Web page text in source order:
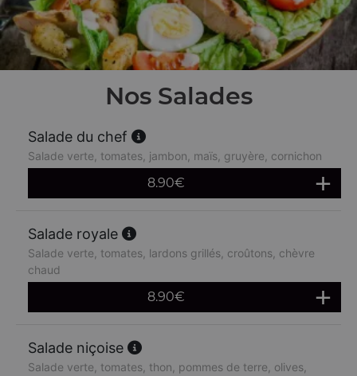
Nos Salades
Salade du chef
Salade verte, tomates, jambon, maïs, gruyère, cornichon
8.90€
Salade royale
Salade verte, tomates, lardons grillés, croûtons, chèvre
chaud
8.90€
Salade niçoise
Salade verte, tomates, thon, pommes de terre, olives,